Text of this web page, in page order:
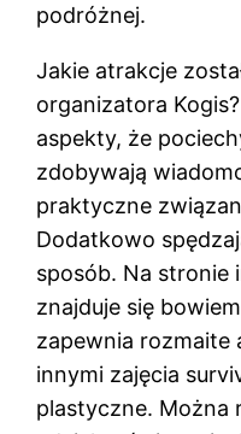
podróżnej.
Jakie atrakcje
organizatora
aspekty, że
zdobywają
praktyczne
Dodatkowo
sposób. Na stronie
znajduje się
zapewnia rozmaite
innymi zajęcia
plastyczne. Można